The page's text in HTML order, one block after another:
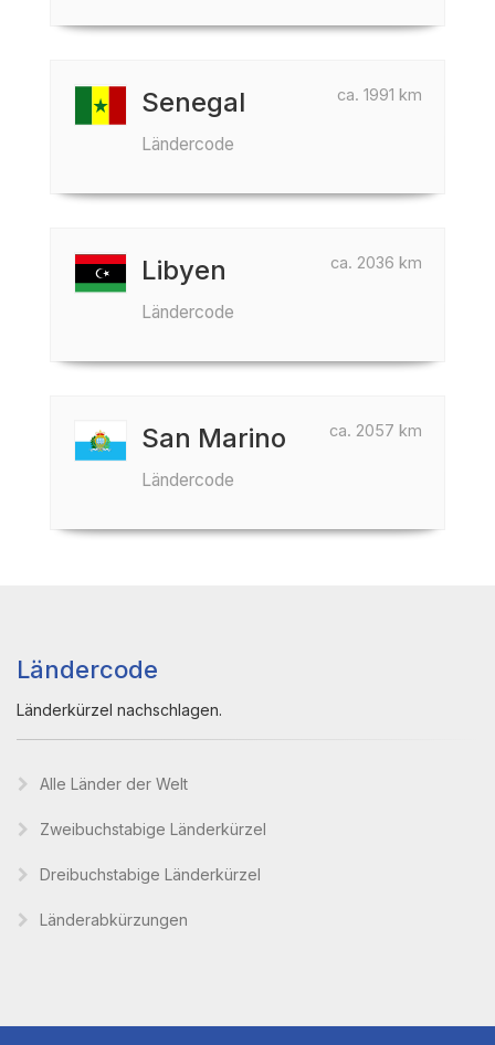
ca. 1991 km
Senegal
Ländercode
ca. 2036 km
Libyen
Ländercode
ca. 2057 km
San Marino
Ländercode
Ländercode
Länderkürzel nachschlagen.
Alle Länder der Welt
Zweibuchstabige Länderkürzel
Dreibuchstabige Länderkürzel
Länderabkürzungen